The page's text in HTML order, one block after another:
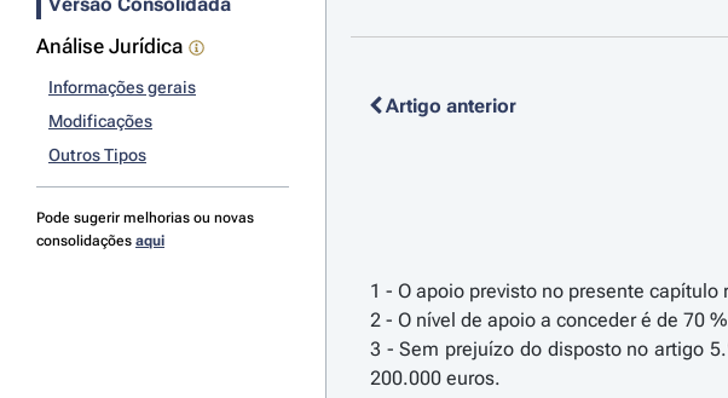
Análise Jurídica
Informações gerais
Modificações
Outros Tipos
Pode sugerir melhorias ou novas
consolidações aqui
Artigo anterior
1 - O apoio previsto no presente
2 - O nível de apoio a conceder é de 70
3 - Sem prejuízo do disposto no artigo
200.000 euros.